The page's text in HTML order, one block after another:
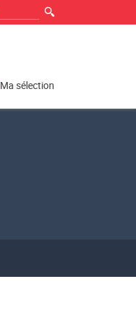
Ma sélection